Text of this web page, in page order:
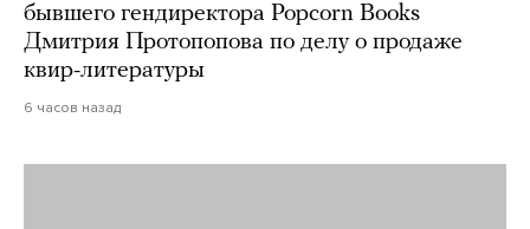
бывшего гендиректора Popcorn Books
Дмитрия Протопопова по делу о продаже
квир-литературы
6 часов назад